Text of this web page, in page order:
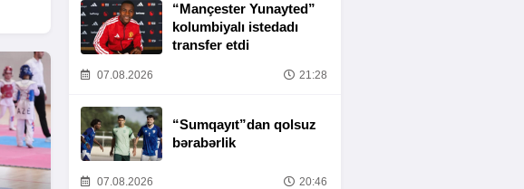
“Mançester Yunayted”
kolumbiyalı istedadı
transfer etdi
07.08.2026 21:28
“Sumqayıt”dan qolsuz
bərabərlik
07.08.2026 20:46